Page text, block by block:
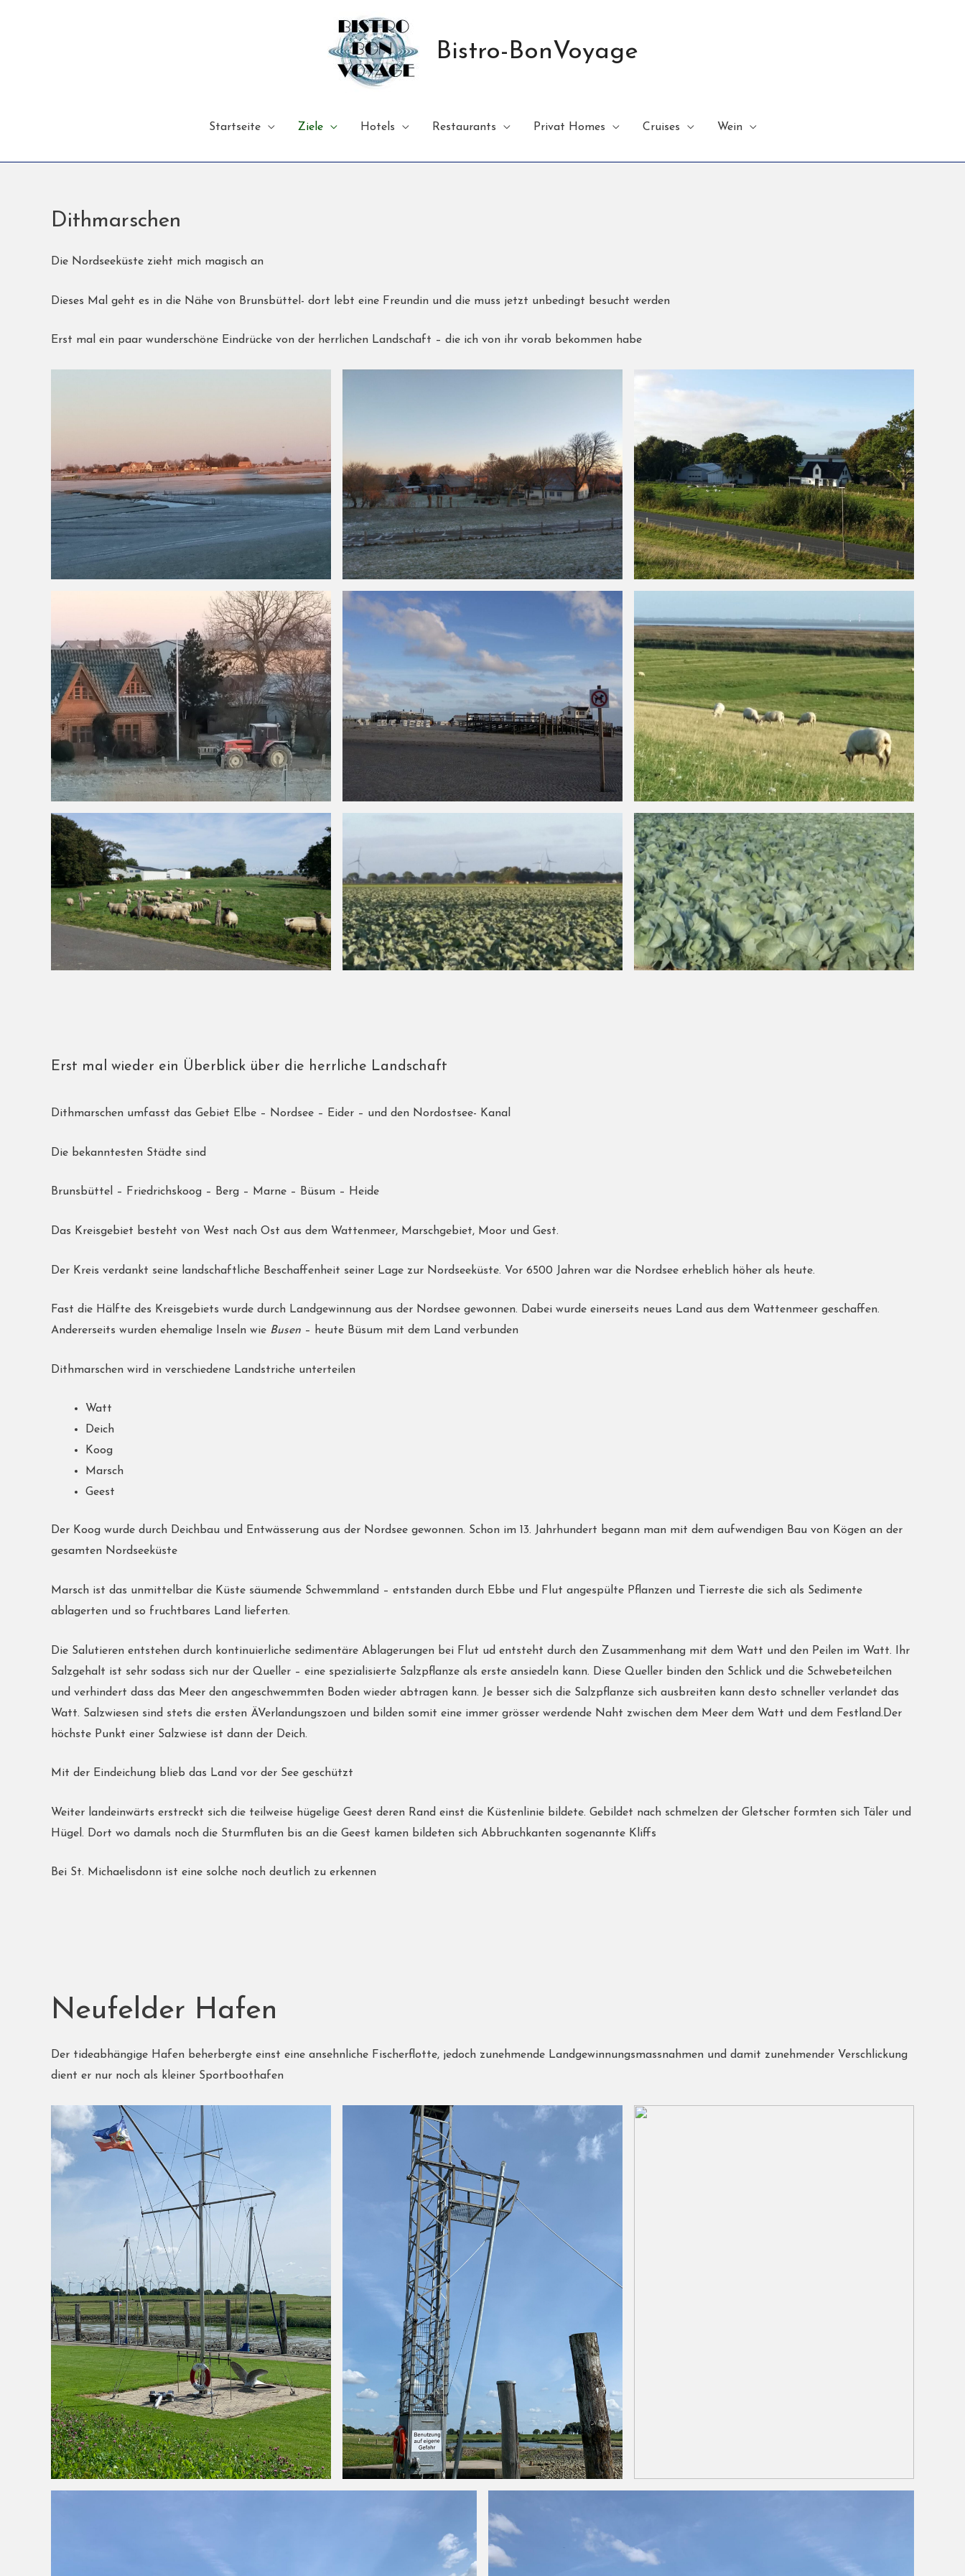
Bistro-BonVoyage
Startseite Ziele Hotels Restaurants Privat Homes Cruises Wein
Dithmarschen
Die Nordseeküste zieht mich magisch an
Dieses Mal geht es in die Nähe von Brunsbüttel- dort lebt eine Freundin und die muss jetzt unbedingt besucht werden
Erst mal ein paar wunderschöne Eindrücke von der herrlichen Landschaft – die ich von ihr vorab bekommen habe
Erst mal wieder ein Überblick über die herrliche Landschaft
Dithmarschen umfasst das Gebiet Elbe – Nordsee – Eider – und den Nordostsee- Kanal
Die bekanntesten Städte sind
Brunsbüttel – Friedrichskoog – Berg – Marne – Büsum – Heide
Das Kreisgebiet besteht von West nach Ost aus dem Wattenmeer, Marschgebiet, Moor und Gest.
Der Kreis verdankt seine landschaftliche Beschaffenheit seiner Lage zur Nordseeküste. Vor 6500 Jahren war die Nordsee erheblich höher als heute.
Fast die Hälfte des Kreisgebiets wurde durch Landgewinnung aus der Nordsee gewonnen. Dabei wurde einerseits neues Land aus dem Wattenmeer geschaffen.
Andererseits wurden ehemalige Inseln wie Busen – heute Büsum mit dem Land verbunden
Dithmarschen wird in verschiedene Landstriche unterteilen
Watt
Deich
Koog
Marsch
Geest
Der Koog wurde durch Deichbau und Entwässerung aus der Nordsee gewonnen. Schon im 13. Jahrhundert begann man mit dem aufwendigen Bau von Kögen an der
gesamten Nordseeküste
Marsch ist das unmittelbar die Küste säumende Schwemmland – entstanden durch Ebbe und Flut angespülte Pflanzen und Tierreste die sich als Sedimente
ablagerten und so fruchtbares Land lieferten.
Die Salutieren entstehen durch kontinuierliche sedimentäre Ablagerungen bei Flut ud entsteht durch den Zusammenhang mit dem Watt und den Peilen im Watt. Ihr
Salzgehalt ist sehr sodass sich nur der Queller – eine spezialisierte Salzpflanze als erste ansiedeln kann. Diese Queller binden den Schlick und die Schwebeteilchen
und verhindert dass das Meer den angeschwemmten Boden wieder abtragen kann. Je besser sich die Salzpflanze sich ausbreiten kann desto schneller verlandet das
Watt. Salzwiesen sind stets die ersten ÄVerlandungszoen und bilden somit eine immer grösser werdende Naht zwischen dem Meer dem Watt und dem Festland.Der
höchste Punkt einer Salzwiese ist dann der Deich.
Mit der Eindeichung blieb das Land vor der See geschützt
Weiter landeinwärts erstreckt sich die teilweise hügelige Geest deren Rand einst die Küstenlinie bildete. Gebildet nach schmelzen der Gletscher formten sich Täler und
Hügel. Dort wo damals noch die Sturmfluten bis an die Geest kamen bildeten sich Abbruchkanten sogenannte Kliffs
Bei St. Michaelisdonn ist eine solche noch deutlich zu erkennen
Neufelder Hafen
Der tideabhängige Hafen beherbergte einst eine ansehnliche Fischerflotte, jedoch zunehmende Landgewinnungsmassnahmen und damit zunehmender Verschlickung
dient er nur noch als kleiner Sportboothafen